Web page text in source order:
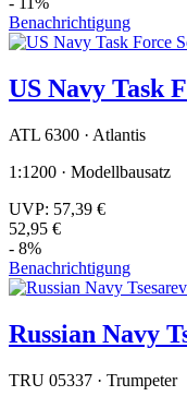
Benachrichtigung
US Navy Task
ATL 6300 · Atlantis
1:1200 · Modellbausatz
UVP: 57,39 €
52,95 €
- 8%
Benachrichtigung
Russian Navy
TRU 05337 · Trumpeter